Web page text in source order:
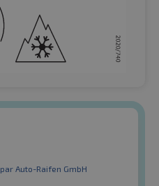
par Auto-Raifen GmbH